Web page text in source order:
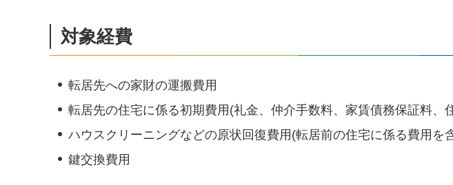
対象経費
転居先への家財の運搬費用
転居先の住宅に係る初期費用(礼金、仲介手数料、家賃債務保証料、
ハウスクリーニングなどの原状回復費用(転居前の住宅に係る費用を
鍵交換費用